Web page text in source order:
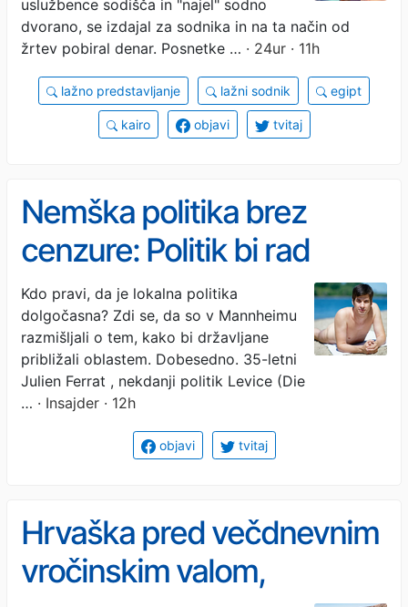
uslužbence sodišča in "najel" sodno
dvorano, se izdajal za sodnika in na ta način od
žrtev pobiral denar. Posnetke … · 24ur · 11h
lažno predstavljanje lažni sodnik egipt
kairo objavi tvitaj
Nemška politika brez
cenzure: Politik bi rad
swingersko zabavo v
mestni hiši
Kdo pravi, da je lokalna politika
dolgočasna? Zdi se, da so v Mannheimu
razmišljali o tem, kako bi državljane
približali oblastem. Dobesedno. 35-letni
Julien Ferrat , nekdanji politik Levice (Die
… · Insajder · 12h
objavi tvitaj
Hrvaška pred večdnevnim
vročinskim valom,